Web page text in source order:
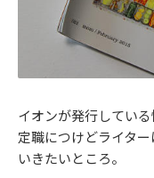
イオンが発行してい
定職につけどライタ
いきたいところ。